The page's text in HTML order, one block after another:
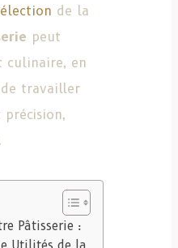
de la
peut
en
travailler
précision,
Pâtisserie :